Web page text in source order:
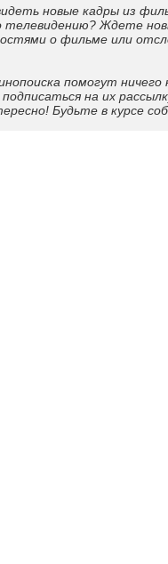
новые кадры из
телевидению? Ждете
о фильме или
помогут
на их
Будьте в курсе